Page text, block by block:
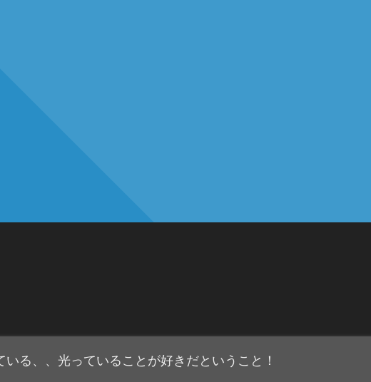
る、、光っていることが好きだということ！